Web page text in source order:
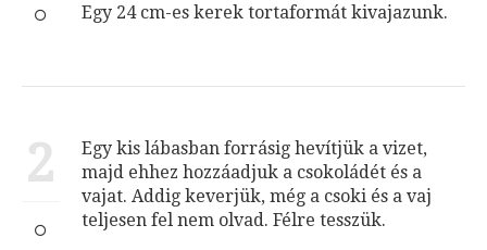
Egy 24 cm-es kerek tortaformát kivajazunk.
2
Egy kis lábasban forrásig hevítjük a vizet,
majd ehhez hozzáadjuk a csokoládét és a
vajat. Addig keverjük, még a csoki és a vaj
teljesen fel nem olvad. Félre tesszük.